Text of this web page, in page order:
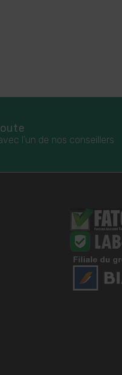
l’un de nos conseillers